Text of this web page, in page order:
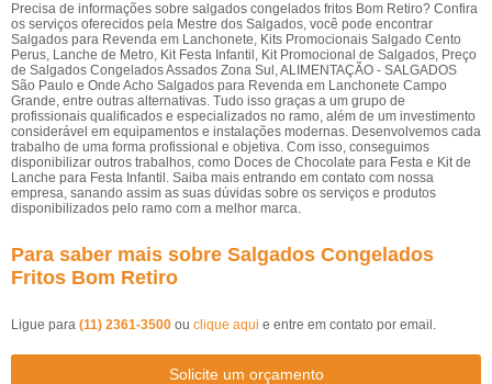
Precisa de informações sobre salgados congelados fritos Bom Retiro? Confira
os serviços oferecidos pela Mestre dos Salgados, você pode encontrar
Salgados para Revenda em Lanchonete, Kits Promocionais Salgado Cento
Perus, Lanche de Metro, Kit Festa Infantil, Kit Promocional de Salgados, Preço
de Salgados Congelados Assados Zona Sul, ALIMENTAÇÃO - SALGADOS
São Paulo e Onde Acho Salgados para Revenda em Lanchonete Campo
Grande, entre outras alternativas. Tudo isso graças a um grupo de
profissionais qualificados e especializados no ramo, além de um investimento
considerável em equipamentos e instalações modernas. Desenvolvemos cada
trabalho de uma forma profissional e objetiva. Com isso, conseguimos
disponibilizar outros trabalhos, como Doces de Chocolate para Festa e Kit de
Lanche para Festa Infantil. Saiba mais entrando em contato com nossa
empresa, sanando assim as suas dúvidas sobre os serviços e produtos
disponibilizados pelo ramo com a melhor marca.
Para saber mais sobre Salgados Congelados
Fritos Bom Retiro
Ligue para (11) 2361-3500 ou clique aqui e entre em contato por email.
Solicite um orçamento